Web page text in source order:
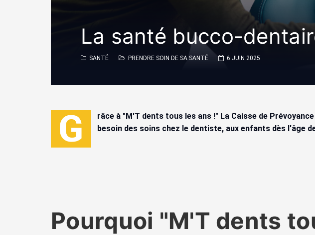
La santé bucco-
SANTÉ PRENDRE SOIN DE SA SANTÉ 6 JUIN 2025
G
râce à "M'T dents tous les ans !" La Caisse de
besoin des soins chez le dentiste, aux enfants dès l'âge
Pourquoi "M'T dents